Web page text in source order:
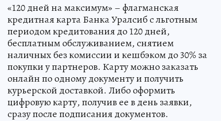
«120 дней на максимум» – флагманская
кредитная карта Банка Уралсиб с льготным
периодом кредитования до 120 дней,
бесплатным обслуживанием, снятием
наличных без комиссии и кешбэком до 30% за
покупки у партнеров. Карту можно заказать
онлайн по одному документу и получить
курьерской доставкой. Либо оформить
цифровую карту, получив ее в день заявки,
сразу после подписания документов.